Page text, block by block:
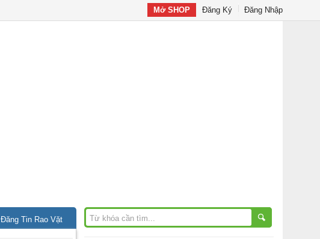
Mở SHOP Đăng Ký Đăng Nhập
Đăng Tin Rao Vặt